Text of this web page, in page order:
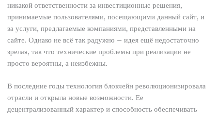
никакой ответственности за инвестиционные решения,
принимаемые пользователями, посещающими данный сайт, и
за услуги, предлагаемые компаниями, представленными на
сайте. Однако не всё так радужно – идея ещё недостаточно
зрелая, так что технические проблемы при реализации не
просто вероятны, а неизбежны.
В последние годы технология блокчейн революционизировала
отрасли и открыла новые возможности. Ее
децентрализованный характер и способность обеспечивать